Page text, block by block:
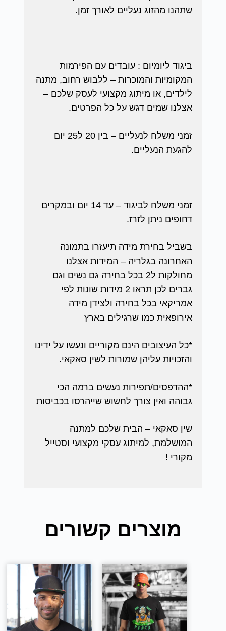
שתהנו מהזוג נעליים לאורך זמן.
ביגוד ליומיום : עובדים עם הפירמות
המקומיות והמוכרות – ללבוש רחוב, מתנה
לילדים, או מיתוג מקצועי לעסק שלכם –
אצלנו שמים דגש על כל הפרטים.
זמני משלח לנעליים – בין 20 ל25 יום
להגעת הנעליים.
זמני משלח לביגוד – עד 14 יום ובמקרים
דחופים ניתן לזרז.
בשביל בחירת מידה תיעזרו בתמונה
האחרונה בגלריה – המידות אצלנו
מחולקות ל2 בכל בחירה גם נשים וגם
גברים לכן תראו 2 מידות שונות לפי
אמריקאי בכל בחירה ולצידן מידה
אירופאית כמו שרגילים בארץ
*כל העיצובים הינם מקוריים ונעשו על ידינו
והזכויות עליהן שמורות לשין סאקאי.
*ההדפסים/תפירות נעשים ברמה הכי
גבוהה ואין צורך לחשוש שייהרסו בכביסות
שין סאקאי – הבית שלכם למתנה
המושלמת, למיתוג עסקי מקצועי וסטייל
מקורי !
מוצרים קשורים